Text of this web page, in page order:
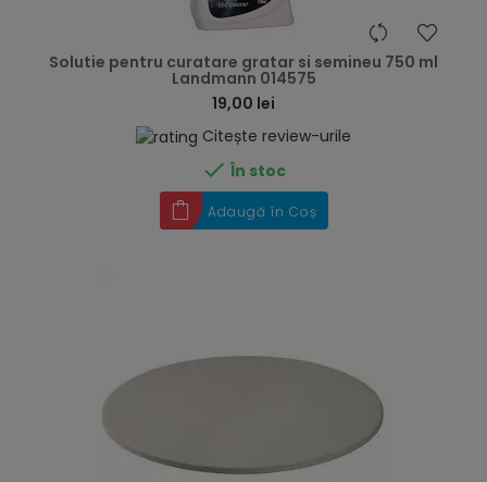
Solutie pentru curatare gratar si semineu 750 ml
Landmann 014575
19,00 lei
Citește review-urile
 În stoc
Adaugă în Coș